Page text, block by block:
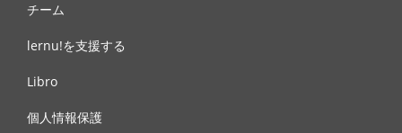
チーム
lernu!を支援する
Libro
個人情報保護